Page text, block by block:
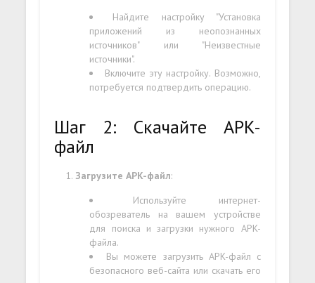
Найдите настройку "Установка
приложений из неопознанных
источников" или "Неизвестные
источники".
Включите эту настройку. Возможно,
потребуется подтвердить операцию.
Шаг 2: Скачайте APK-
файл
Загрузите APK-файл:
Используйте интернет-
обозреватель на вашем устройстве
для поиска и загрузки нужного APK-
файла.
Вы можете загрузить APK-файл с
безопасного веб-сайта или скачать его